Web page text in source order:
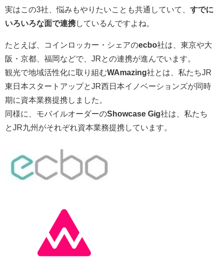
実はこの3社、悩みもやりたいことも共通していて、 すでに
いろいろな面で連携しているんですよね。
たとえば、コインロッカー・シェアのecbo社は、東京や大
阪・京都、福岡などで、JRとの連携が進んでいます。
観光で地域活性化に取り組むWAmazing社とは、私たちJR
東日本スタートアップとJR西日本イノベーションズが同時
期に資本業務提携しました。
同様に、モバイルオーダーのShowcase Gig社は、私たち
とJR九州がそれぞれ資本業務提携しています。